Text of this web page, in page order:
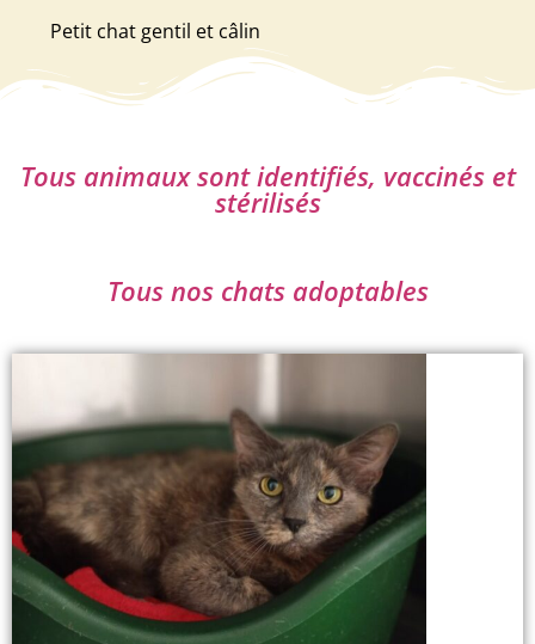
Petit chat gentil et câlin
Tous animaux sont identifiés, vaccinés et
stérilisés
Tous nos chats adoptables